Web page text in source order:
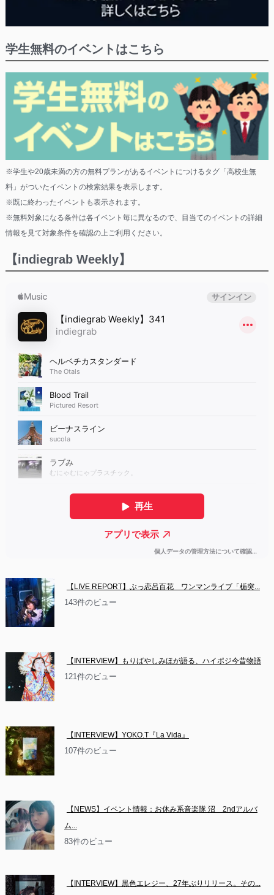
学生無料のイベントはこちら
※学生や20歳未満の方の無料プランがあるイベントにつけるタグ「高校生無
料」がついたイベントの検索結果を表示します。
※既に終わったイベントも表示されます。
※無料対象になる条件は各イベント毎に異なるので、目当てのイベントの詳細
情報を見て対象条件を確認の上ご利用ください。
【indiegrab Weekly】
【LIVE REPORT】ぶっ恋呂百花　ワンマンライブ「楯突...
143件のビュー
【INTERVIEW】もりばやしみほが語る、ハイポジ今昔物語
121件のビュー
【INTERVIEW】YOKO.T『La Vida』
107件のビュー
【NEWS】イベント情報：お休み系音楽隊 沼　2ndアルバ
ム...
83件のビュー
【INTERVIEW】黒色エレジー、27年ぶりリリース。その...